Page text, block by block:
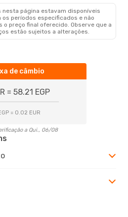
nesta página estavam disponíveis
períodos especificados e não
o preço final oferecido. Observe que a
estão sujeitos a alterações.
de câmbio
= 58.21 EGP
= 0.02 EUR
a Qui., 06/08